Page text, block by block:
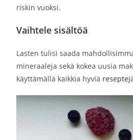
riskin vuoksi.
Vaihtele sisältöä
Lasten tulisi saada
mineraaleja sekä kokea uusia
käyttämällä kaikkia hyviä